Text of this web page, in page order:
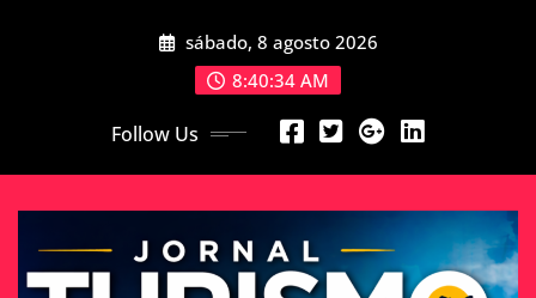
sábado, 8 agosto 2026
8:40:36 AM
Follow Us